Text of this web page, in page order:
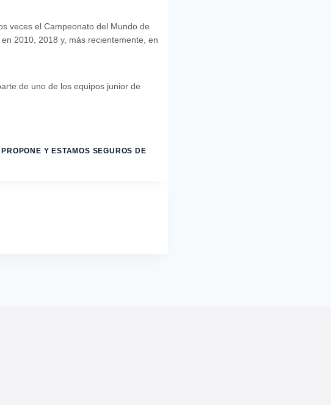
veces el Campeonato del Mundo de
2010, 2018 y, más recientemente, en
de uno de los equipos junior de
Y ESTAMOS SEGUROS DE